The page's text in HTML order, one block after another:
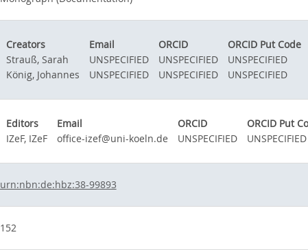
Creators Email ORCID
ORCID Put Code
Strauß, Sarah
UNSPECIFIED UNSPECIFIED
UNSPECIFIED
König, Johannes
UNSPECIFIED UNSPECIFIED UNSPECIFIED
Editors Email ORCID
ORCID Put
IZeF, IZeF
office-izef@uni-koeln.de UNSPECIFIED UNSPECIFIED
urn:nbn:de:hbz:38-99893
152